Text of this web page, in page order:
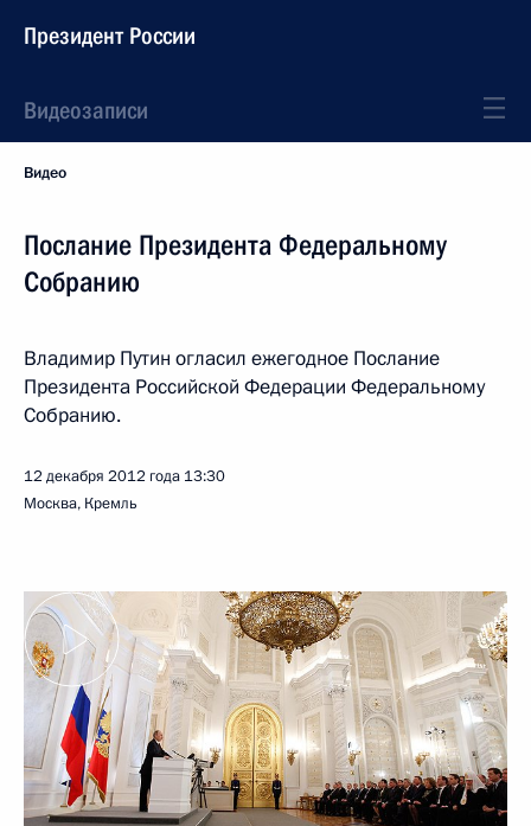
Президент России
Видеозаписи
Видео
Послание Президента Федеральному
Собранию
Владимир Путин огласил ежегодное Послание
Президента Российской Федерации Федеральному
Собранию.
12 декабря 2012 года 13:30
Москва, Кремль